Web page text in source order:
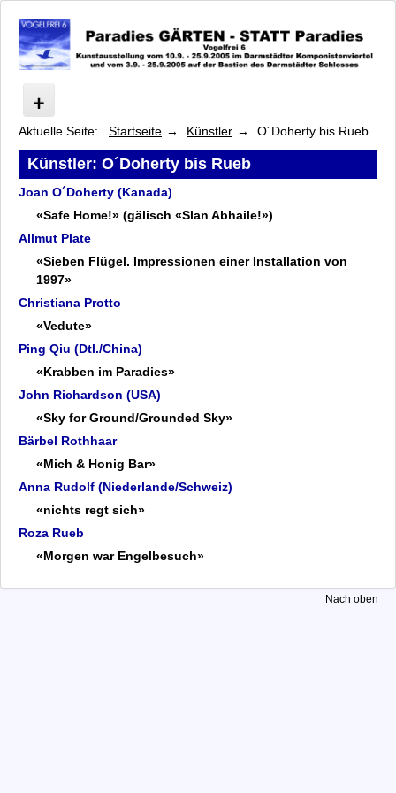
Vogelfrei
Programm Paradies GÄRTEN
Programm STATT Paradies
Programm Symposium
Programm Lange Nacht der Musen
Künstler
Beisinghoff bis Frassine und Göttle
Geiersberger bis Hukkataival
Illuminato bis Neumaier
O´Doherty bis Rueb
Joan O´Doherty
Allmut Plate
Christiana Protto
Ping Qiu
John Richardson
Bärbel Rothhaar
Anna Rudolf
Roza Rueb
Schmitt bis Walter
Pressespiegel
Aktuelle Seite: Startseite Künstler O´Doherty bis Rueb
Künstler: O´Doherty bis Rueb
Joan O´Doherty (Kanada)
«Safe Home!» (gälisch «Slan Abhaile!»)
Allmut Plate
«Sieben Flügel. Impressionen einer Installation von
1997»
Christiana Protto
«Vedute»
Ping Qiu (Dtl./China)
«Krabben im Paradies»
John Richardson (USA)
«Sky for Ground/Grounded Sky»
Bärbel Rothhaar
«Mich & Honig Bar»
Anna Rudolf (Niederlande/Schweiz)
«nichts regt sich»
Roza Rueb
«Morgen war Engelbesuch»
Nach oben